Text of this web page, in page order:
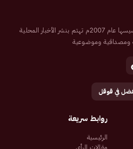
صحيفة إلكترونية سعودية تم تأسيسها عام 2007م تهتم بنشر الأخبار المحلية
ومصداقية وموضوعية
في قوقل
روابط سريعة
الرئيسية
مقالات الرأي